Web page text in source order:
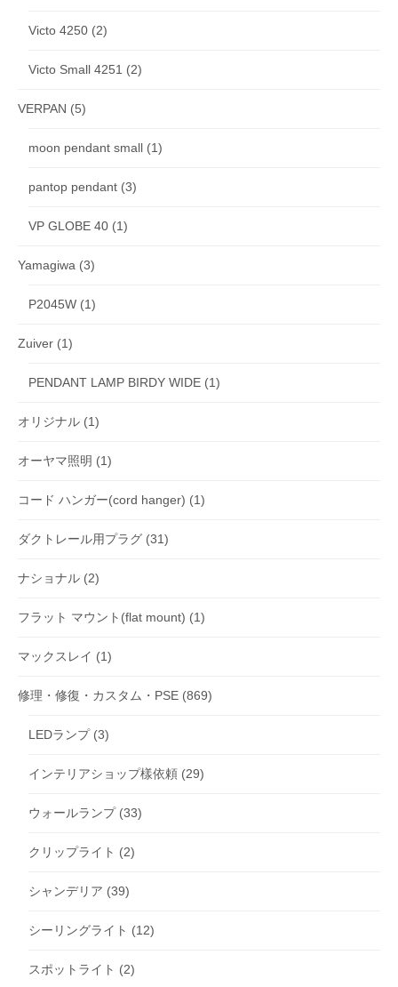
Victo 4250 (2)
Victo Small 4251 (2)
VERPAN (5)
moon pendant small (1)
pantop pendant (3)
VP GLOBE 40 (1)
Yamagiwa (3)
P2045W (1)
Zuiver (1)
PENDANT LAMP BIRDY WIDE (1)
オリジナル (1)
オーヤマ照明 (1)
コード ハンガー(cord hanger) (1)
ダクトレール用プラグ (31)
ナショナル (2)
フラット マウント(flat mount) (1)
マックスレイ (1)
修理・修復・カスタム・PSE (869)
LEDランプ(3)
インテリアショップ樣依頼 (29)
ウォールランプ(33)
クリップライト (2)
シャンデリア (39)
シーリングライト (12)
スポットライト (2)